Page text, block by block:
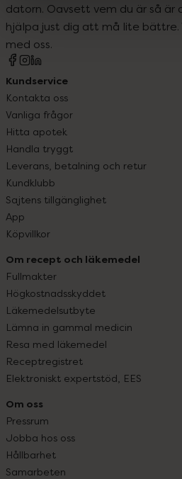
datorn. Oavsett vem du är så
hjälpa just dig att må lite
med oss.
Kundservice
Kontakta oss
Vanliga frågor
Hitta apotek
Handla tryggt
Leverans, betalning och retur
Kundklubb
Sajtens tillgänglighet
App
Köpvillkor
Om recept och läkemedel
Fullmakter
Högkostnadsskyddet
Läkemedelsutbyte
Lämna in gammal medicin
Resa med läkemedel
Receptregistret
Elektroniskt expertstöd, EES
Om oss
Pressrum
Jobba hos oss
Hållbarhet
Samarbeten